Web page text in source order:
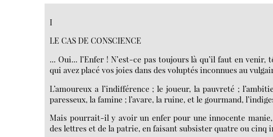
I
LE CAS DE CONSCIENCE
... Oui... l’Enfer ! N’est-ce pas toujours là qu’il faut en
qui avez placé vos joies dans des voluptés inconnues au
L’amoureux a l’indifférence ; le joueur, la pauvreté ;
paresseux, la famine ; l’avare, la ruine, et le gourmand,
Mais pourrait-il y avoir un enfer pour une innocente
des lettres et de la patrie, en faisant subsister quatre ou cinq